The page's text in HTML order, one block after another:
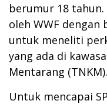
berumur 18
oleh WWF
untuk meneliti
yang ada di
Mentarang (TNKM).
Untuk mencapai